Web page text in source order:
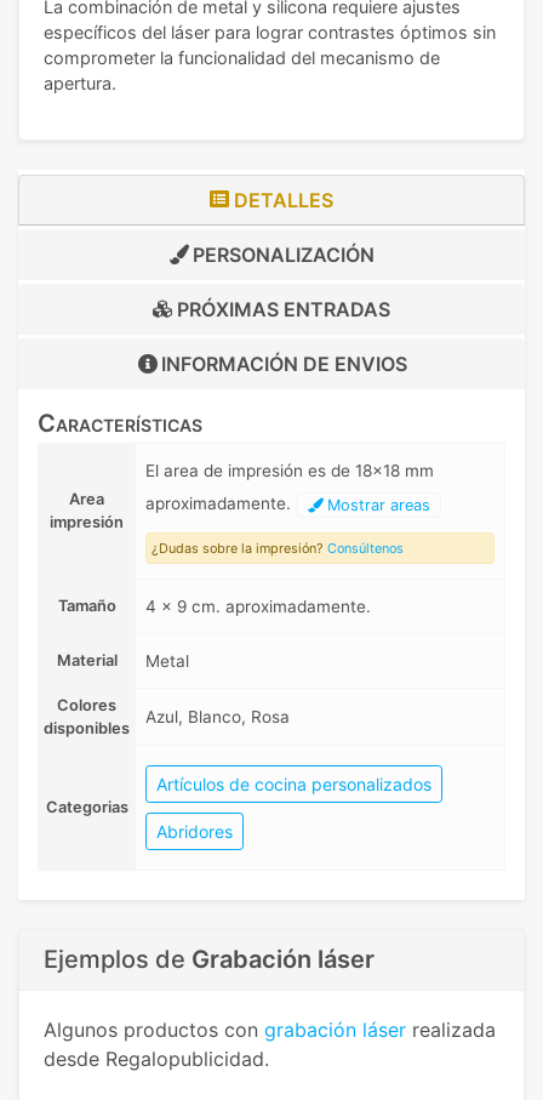
La combinación de metal y silicona requiere ajustes
específicos del láser para lograr contrastes óptimos sin
comprometer la funcionalidad del mecanismo de
apertura.
DETALLES
PERSONALIZACIÓN
PRÓXIMAS ENTRADAS
INFORMACIÓN DE ENVIOS
Características
Area
impresión
El area de impresión es de 18x18 mm
aproximadamente.
Mostrar areas
¿Dudas sobre la impresión? Consúltenos
Tamaño 4 x 9 cm. aproximadamente.
Material Metal
Colores
disponibles
Azul, Blanco, Rosa
Categorias
Artículos de cocina personalizados
Abridores
Ejemplos de Grabación láser
Algunos productos con grabación láser realizada
desde Regalopublicidad.